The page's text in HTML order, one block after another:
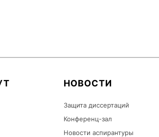
НОВОСТИ
Защита диссертаций
Конференц-зал
Новости аспирантуры